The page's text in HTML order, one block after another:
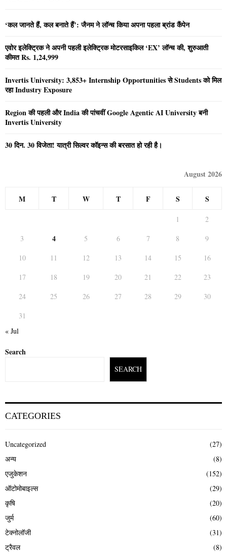
‘कल जानते हैं, कल बनाते हैं’: जैनम ने लॉन्च किया अपना पहला ब्रांड कैंपेन
एवोर इलेक्ट्रिक ने अपनी पहली इलेक्ट्रिक मोटरसाइकिल ‘EX’ लॉन्च की, शुरुआती
कीमत Rs. 1,24,999
Invertis University: 3,853+ Internship Opportunities से Students को मिल
रहा Industry Exposure
Region की पहली और India की पांचवीं Google Agentic AI University बनी
Invertis University
30 दिन. 30 विजेता! यात्री सिल्वर कॉइन्स की बरसात हो रही है।
August 2026
M T W T F S S
1
2
3
4 5 6 7 8
9
10
11 12 13 14 15
16
17
18 19 20 21 22
23
24
25 26 27 28 29
30
31
« Jul
Search
SEARCH
CATEGORIES
Uncategorized
(27)
अन्य
(8)
एजुकेशन
(152)
ऑटोमोबाइल्स
(29)
कृषि
(20)
जुर्म
(60)
टेक्नोलॉजी
(31)
ट्रैवल
(8)